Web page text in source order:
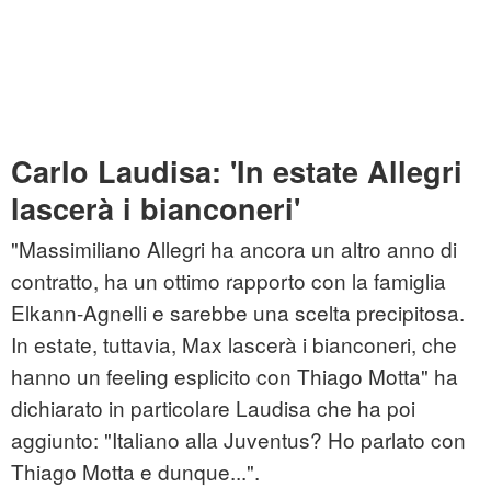
Carlo Laudisa: 'In estate Allegri
lascerà i bianconeri'
"Massimiliano Allegri ha ancora un altro anno di
contratto, ha un ottimo rapporto con la famiglia
Elkann-Agnelli e sarebbe una scelta precipitosa.
In estate, tuttavia, Max lascerà i bianconeri, che
hanno un feeling esplicito con Thiago Motta" ha
dichiarato in particolare Laudisa che ha poi
aggiunto: "Italiano alla Juventus? Ho parlato con
Thiago Motta e dunque...".